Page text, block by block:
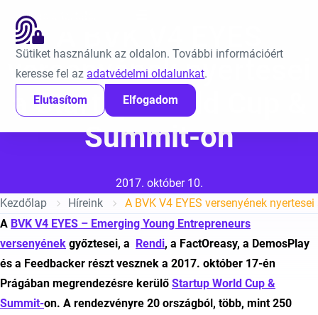
Sütiket használunk az oldalon. További információért
keresse fel az adatvédelmi oldalunkat.
Elutasítom
Elfogadom
Ugrás a tartalomra
versenyének nyertesei
a Startup World Cup &
Summit-on
Közzétéve:
2017. október 10.
Kezdőlap
Híreink
A BVK V4 EYES – Emerging Young Entrepreneurs
versenyének győztesei, a Rendi, a FactOreasy, a DemosPlay
és a Feedbacker részt vesznek a 2017. október 17-én
Prágában megrendezésre kerülő Startup World Cup &
Summit-on. A rendezvényre 20 országból, több, mint 250